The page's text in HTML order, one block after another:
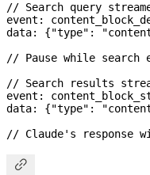
// Search query
event:
data: {"type" :
// Pause while search
// Search results
event:
data: {"type" :
// Claude's response
